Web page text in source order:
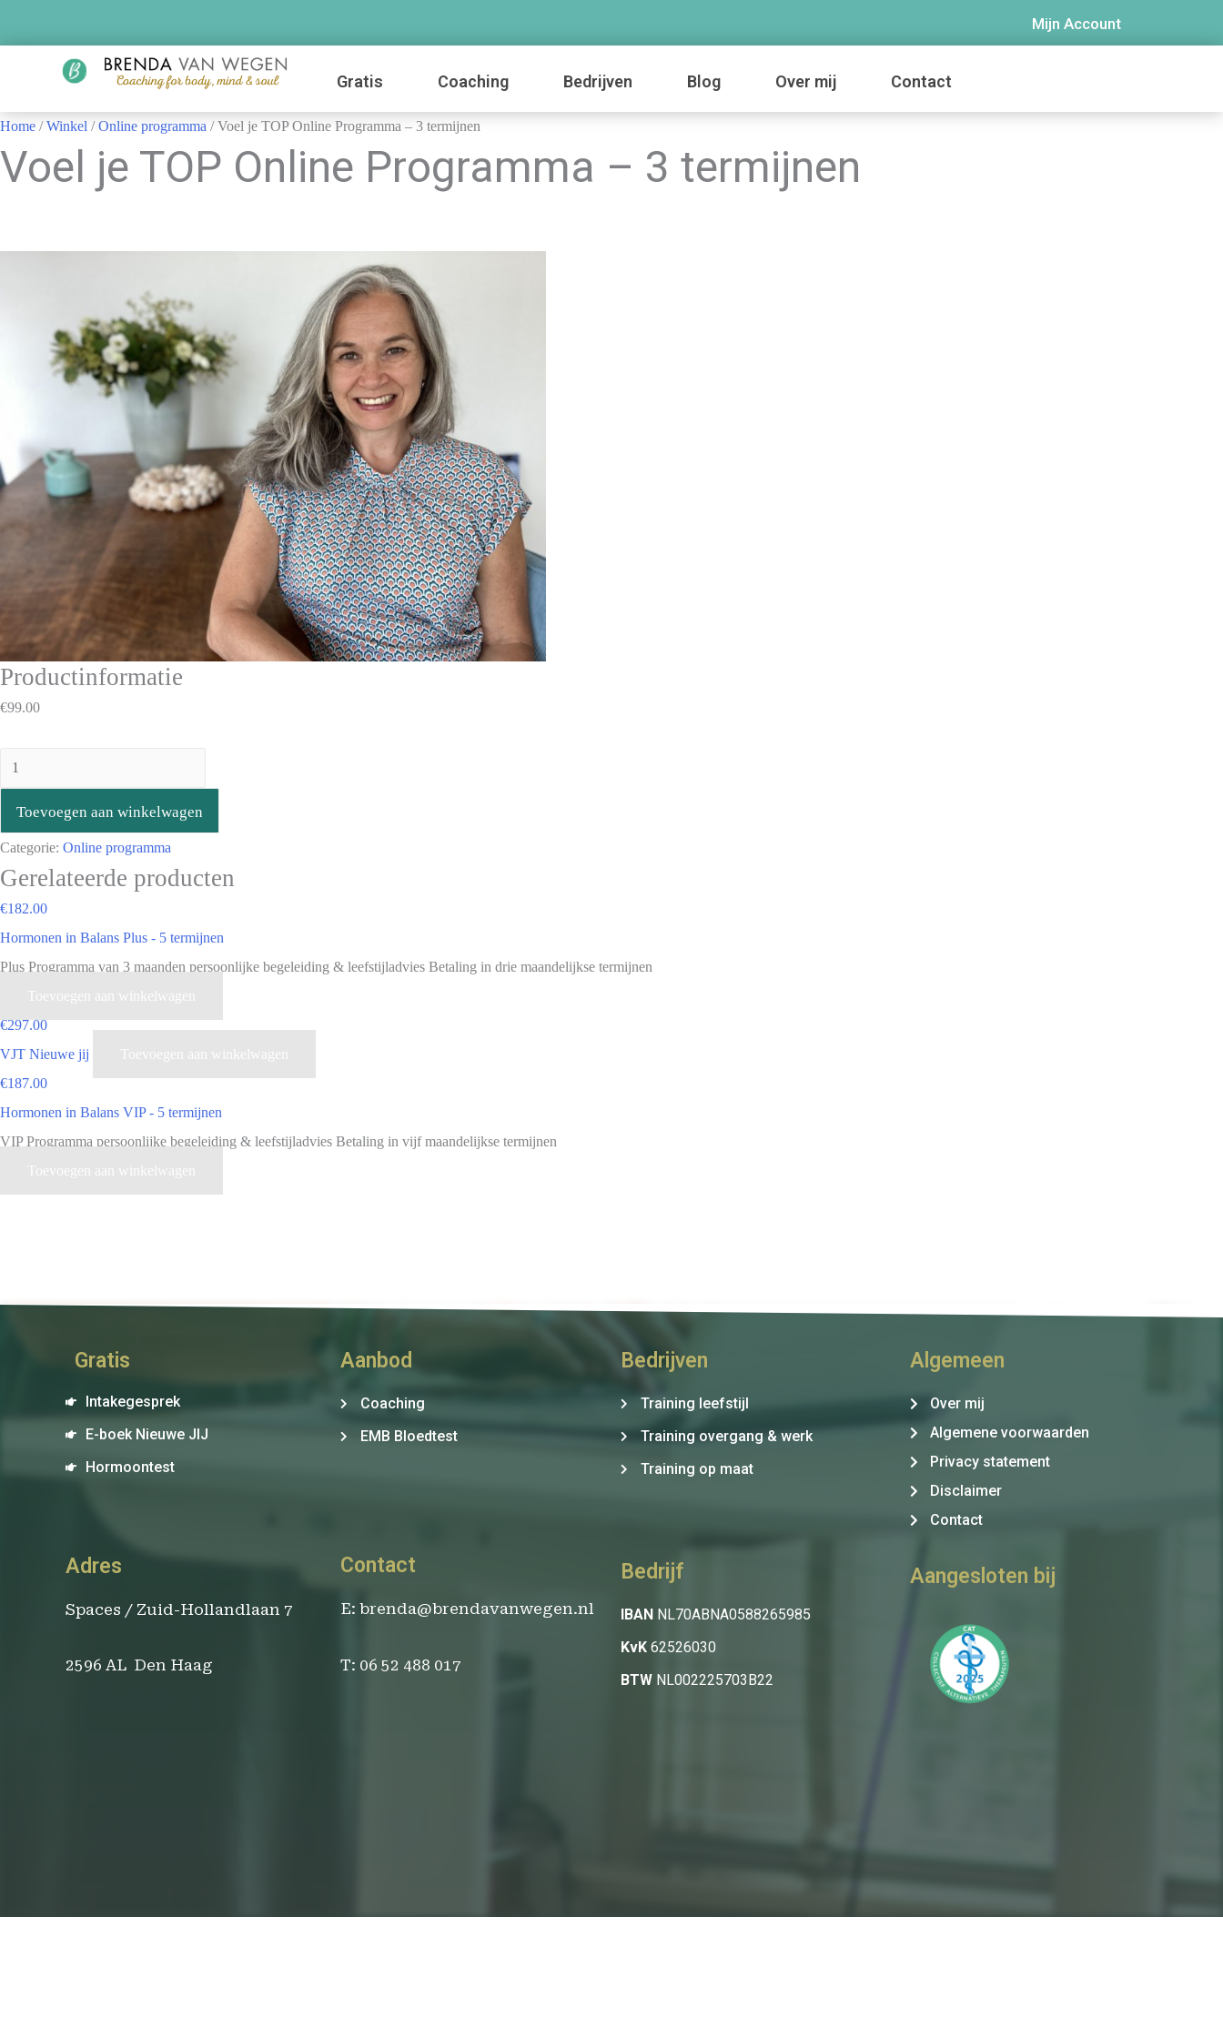
Mijn Account
Gratis Coaching Bedrijven Blog Over mij Contact
Home /Winkel /Online programma / Voel je TOP Online Programma – 3 termijnen
Voel je TOP Online Programma – 3 termijnen
Productinformatie
€99.00
Toevoegen aan winkelwagen
Categorie: Online programma
Gerelateerde producten
€182.00
Hormonen in Balans Plus - 5 termijnen
Plus Programma van 3 maanden persoonlijke begeleiding & leefstijladvies Betaling in drie maandelijkse termijnen
Toevoegen aan winkelwagen
€297.00
VJT Nieuwe jij
Toevoegen aan winkelwagen
€187.00
Hormonen in Balans VIP - 5 termijnen
VIP Programma persoonlijke begeleiding & leefstijladvies Betaling in vijf maandelijkse termijnen
Toevoegen aan winkelwagen
Gratis
Intakegesprek
E-boek Nieuwe JIJ
Hormoontest
Adres
Spaces / Zuid-Hollandlaan 7
2596 AL Den Haag
Aanbod
Coaching
EMB Bloedtest
Contact
E: brenda@brendavanwegen.nl
T: 06 52 488 017
Bedrijven
Training leefstijl
Training overgang & werk
Training op maat
Bedrijf
IBANNL70ABNA0588265985
KvK62526030
BTWNL002225703B22
Algemeen
Over mij
Algemene voorwaarden
Privacy statement
Disclaimer
Contact
Aangesloten bij